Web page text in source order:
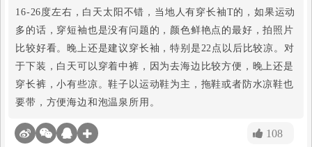
16-26度左右，白天太阳不错，当地人有穿长袖T的，如果运动
多的话，穿短袖也是没有问题的，颜色鲜艳点的最好，拍照片
比较好看。晚上还是建议穿长袖，特别是22点以后比较凉。对
于下装，白天可以穿着中裤，因为去海边比较方便，晚上还是
穿长裤，小有些凉。鞋子以运动鞋为主，拖鞋或者防水凉鞋也
要带，方便海边和泡温泉所用。
108